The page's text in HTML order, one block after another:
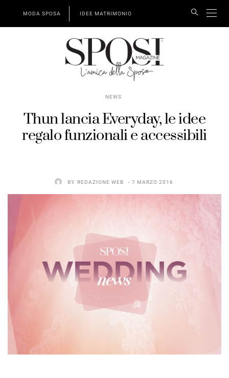
MODA SPOSA IDEE MATRIMONIO
NEWS
Thun lancia Everyday, le idee
regalo funzionali e accessibili
BY REDAZIONE WEB 7 MARZO 2016